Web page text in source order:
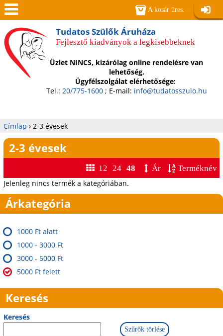
Jump to navigation
Tudatos Szülők Áruháza
Fejlesztő kiadványok a legkisebbeknek
Üzlet NINCS, kizárólag online rendelésre van
lehetőség.
Ügyfélszolgálat elérhetősége:
Tel.: 20/775-1600; E-mail: info@tudatosszulo.hu
Jelenlegi
hely
Címlap › 2-3 évesek
2-3 évesek
12 24 48 Ár
Terméknév
Jelenleg nincs termék a kategóriában.
A kosár üres.
Men
ü
Árkategória
1000 Ft alatt
1000 - 3000 Ft
3000 - 5000 Ft
5000 Ft felett
Keresés
Keresés